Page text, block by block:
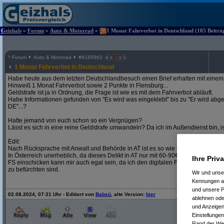
Geizhals » Forum » Auto & Motorrad » 1 Monat Fahrverbot in Deutschland (105
^ Forum Auto & Motorrad #8185863 4 x x 1
1 Monat Fahrverbot in Deutschland
Habe heute aus dem letzten Deutschlandbesuch einen Brief erhalten mit
Hinweiß 1 Monat Fahrverbot sowie 2 Punkte in Flensburg...
Geldstrafe ist ja in Ordnung, die Frage ist wie es mit dem Fahrverbot abläuft.
Habe Informationen gefunden von "Es wird was eingeklebt" bis zu "Er wird
DE"...?
Hatte jemand von euch schon so ein Vergnügen?
Lässt es sich in eine reine Geldstrafe umwandeln? Da ich im Außendienst bin,
Edit:
Nach Rücksprache mit Anwalt und Behörde in AT ist es so wie manche bereits
In Österreich unerheblich, da dieses Delikt in AT nur mit 60-90€ bestraft
FS einschicken kann mir auch egal sein, da ich den digitalen FS auch noch
zu befürchten sind.
02.08.2024, 07:31 Uhr - Editiert von Babsü , alte Version: hier
Ihre
Wir und
Kennungen
und unsere
ablehnen
und